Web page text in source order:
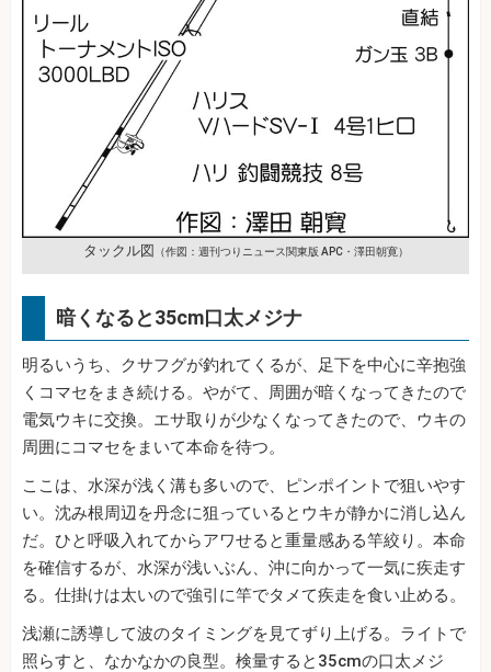
タックル図 （作図：週刊つりニュース関東版 APC・澤田朝寛）
暗くなると35cm口太メジナ
明るいうち、クサフグが釣れてくるが、足下を中心に辛抱強
くコマセをまき続ける。やがて、周囲が暗くなってきたので
電気ウキに交換。エサ取りが少なくなってきたので、ウキの
周囲にコマセをまいて本命を待つ。
ここは、水深が浅く溝も多いので、ピンポイントで狙いやす
い。沈み根周辺を丹念に狙っているとウキが静かに消し込ん
だ。ひと呼吸入れてからアワせると重量感ある竿絞り。本命
を確信するが、水深が浅いぶん、沖に向かって一気に疾走す
る。仕掛けは太いので強引に竿でタメて疾走を食い止める。
浅瀬に誘導して波のタイミングを見てずり上げる。ライトで
照らすと、なかなかの良型。検量すると35cmの口太メジ